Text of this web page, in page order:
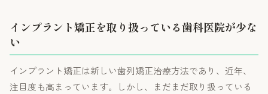
インプラント矯正を取り扱っている歯科医院が少な
い
インプラント矯正は新しい歯列矯正治療方法であり、近年、
注目度も高まっています。しかし、まだまだ取り扱っている